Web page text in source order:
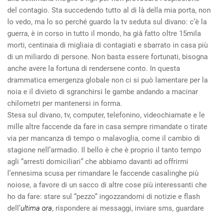
del contagio. Sta succedendo tutto al di là della mia porta, non
lo vedo, ma lo so perché guardo la tv seduta sul divano: c’è la
guerra, è in corso in tutto il mondo, ha già fatto oltre 15mila
morti, centinaia di migliaia di contagiati e sbarrato in casa più
di un miliardo di persone. Non basta essere fortunati, bisogna
anche avere la fortuna di rendersene conto. In questa
drammatica emergenza globale non ci si può lamentare per la
noia e il divieto di sgranchirsi le gambe andando a macinar
chilometri per mantenersi in forma.
Stesa sul divano, tv, computer, telefonino, videochiamate e le
mille altre faccende da fare in casa sempre rimandate o tirate
via per mancanza di tempo o malavoglia, come il cambio di
stagione nell’armadio. Il bello è che è proprio il tanto tempo
agli “arresti domiciliari” che abbiamo davanti ad offrirmi
l’ennesima scusa per rimandare le faccende casalinghe più
noiose, a favore di un sacco di altre cose più interessanti che
ho da fare: stare sul “pezzo” ingozzandomi di notizie e flash
dell’ultima ora, rispondere ai messaggi, inviare sms, guardare